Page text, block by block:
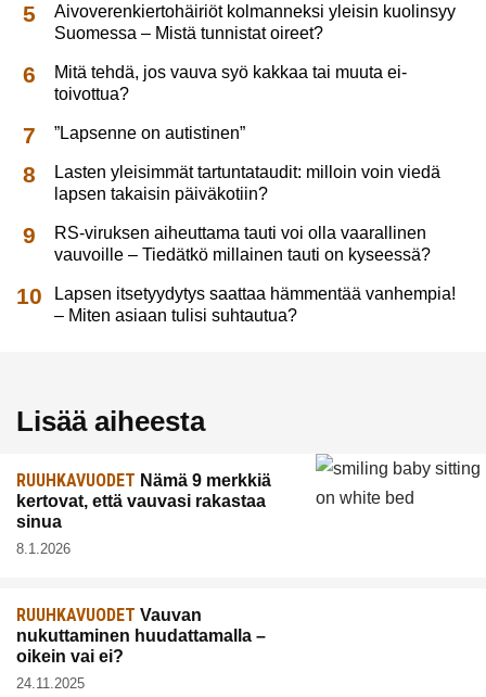
Aivoverenkiertohäiriöt kolmanneksi yleisin kuolinsyy
Suomessa – Mistä tunnistat oireet?
Mitä tehdä, jos vauva syö kakkaa tai muuta ei-
toivottua?
”Lapsenne on autistinen”
Lasten yleisimmät tartuntataudit: milloin voin viedä
lapsen takaisin päiväkotiin?
RS-viruksen aiheuttama tauti voi olla vaarallinen
vauvoille – Tiedätkö millainen tauti on kyseessä?
Lapsen itsetyydytys saattaa hämmentää vanhempia!
– Miten asiaan tulisi suhtautua?
Lisää aiheesta
RUUHKAVUODET Nämä 9 merkkiä
kertovat, että vauvasi rakastaa
sinua
8.1.2026
RUUHKAVUODET Vauvan
nukuttaminen huudattamalla –
oikein vai ei?
24.11.2025